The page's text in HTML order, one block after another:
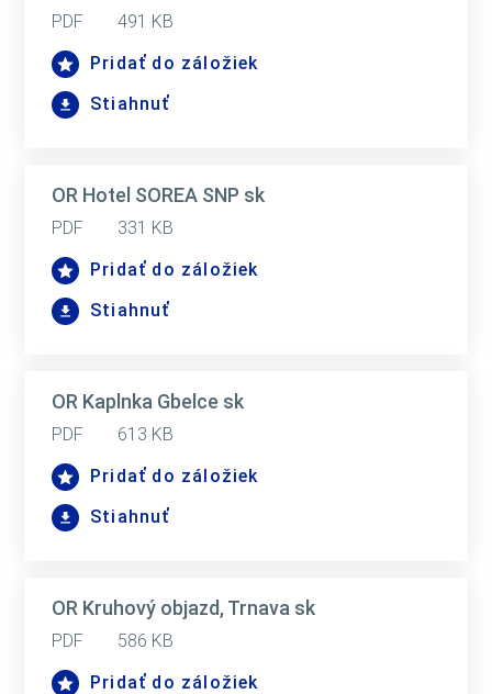
PDF
491 KB
Pridať do záložiek
Stiahnuť
OR Hotel SOREA SNP sk
PDF
331 KB
Pridať do záložiek
Stiahnuť
OR Kaplnka Gbelce sk
PDF
613 KB
Pridať do záložiek
Stiahnuť
OR Kruhový objazd, Trnava sk
PDF
586 KB
Pridať do záložiek